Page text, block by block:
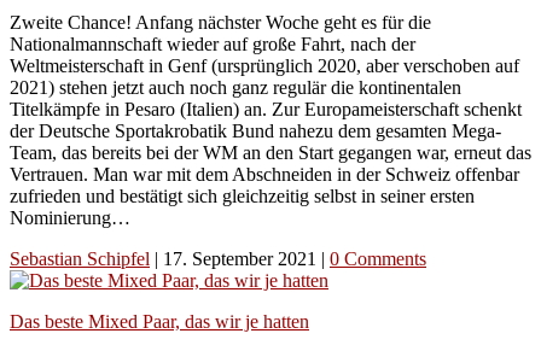
Zweite Chance! Anfang nächster Woche geht es für die
Nationalmannschaft wieder auf große Fahrt, nach der
Weltmeisterschaft in Genf (ursprünglich 2020, aber verschoben auf
2021) stehen jetzt auch noch ganz regulär die kontinentalen
Titelkämpfe in Pesaro (Italien) an. Zur Europameisterschaft schenkt
der Deutsche Sportakrobatik Bund nahezu dem gesamten Mega-
Team, das bereits bei der WM an den Start gegangen war, erneut das
Vertrauen. Man war mit dem Abschneiden in der Schweiz offenbar
zufrieden und bestätigt sich gleichzeitig selbst in seiner ersten
Nominierung…
Sebastian Schipfel | 17. September 2021 | 0 Comments
Das beste Mixed Paar, das wir je hatten